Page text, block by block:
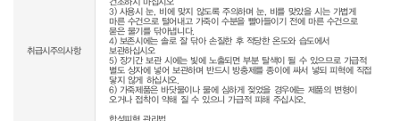
취급시주의사항
3) 사용시 눈, 비에 맞지 않도록 주의하며 눈, 비를 맞았을 시는 가볍게
마른 수건으로 털어내고 가죽이 수분을 빨아들이기 전에 마른 수건으로
묻은 물기를 닦아냅니다.
4) 보존시에는 솔로 잘 닦아 손질한 후 적당한 온도와 습도에서
보관하십시오
5) 장기간 보관 시에는 빛에 노출되면 부분 탈색이 될 수 있으므로 가급적
별도 상자에 넣어 보관하며 반드시 방충제를 종이에 싸서 넣되 피혁에 직접
닿지 않게 하십시오.
6) 가죽제품은 바닷물이나 물에 심하게 젖었을 경우에는 제품의 변형이
오거나 접착이 약해 질 수 있으니 가급적 피해 주십시오.
합성피혁 관리법